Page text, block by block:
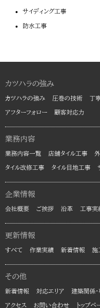
サイディング工事
防水工事
カツハラの強み
カツハラの強み 圧巻の技術 丁
アフターフォロー 顧客対応力
業務内容
業務内容一覧 店舗タイル工事
タイル改修工事 タイル目地工事
企業情報
会社概要 ご挨拶 沿革 工事実
更新情報
すべて 作業実績 新着情報 施
その他
新着情報 対応エリア 建築関係
アクセス お問い合わせ トップペ